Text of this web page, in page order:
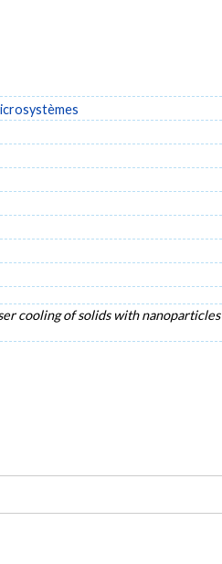
cooling of solids with nanoparticles